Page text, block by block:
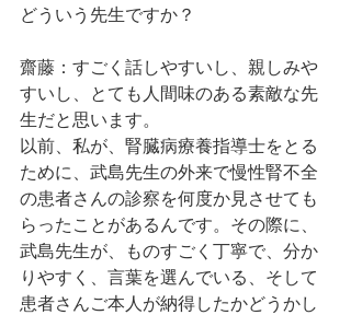
どういう先生ですか？
齋藤：すごく話しやすいし、親しみや
すいし、とても人間味のある素敵な先
生だと思います。
以前、私が、腎臓病療養指導士をとる
ために、武島先生の外来で慢性腎不全
の患者さんの診察を何度か見させても
らったことがあるんです。その際に、
武島先生が、ものすごく丁寧で、分か
りやすく、言葉を選んでいる、そして
患者さんご本人が納得したかどうかし